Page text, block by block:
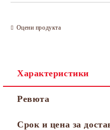
Оцени продукта
Характеристики
Ревюта
Срок и цена за